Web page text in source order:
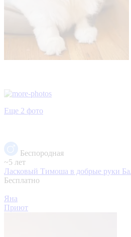
Еще 2 фото
Беспородная
~5 лет
Ласковый Тимоша в добрые руки
Бесплатно
Яна
Приют